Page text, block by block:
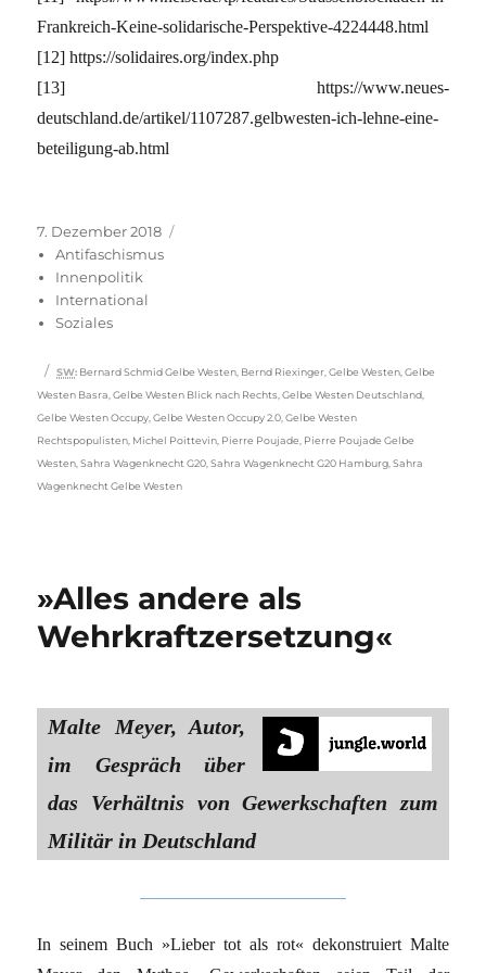
Frankreich-Keine-solidarische-Perspektive-4224448.html
[12] https://solidaires.org/index.php
[13] https://www.neues-
deutschland.de/artikel/1107287.gelbwesten-ich-lehne-eine-
beteiligung-ab.html
Veröffentlicht
am
7. Dezember 2018
Antifaschismus
Innenpolitik
International
Soziales
Schlagwörter
SW: Bernard Schmid Gelbe Westen Bernd Riexinger ,Gelbe Westen ,Gelbe
Westen Basra ,Gelbe Westen Blick nach Rechts ,Gelbe Westen Deutschland
Gelbe Westen Occupy ,Gelbe Westen Occupy 2.0 ,Gelbe Westen
Rechtspopulisten Michel Poittevin Pierre Poujade Pierre Poujade Gelbe
Westen ,Sahra Wagenknecht G20 ,Sahra Wagenknecht G20 Hamburg ,Sahra
Wagenknecht Gelbe Westen
»Alles andere als
Wehrkraft­zersetzung«
Malte Meyer, Autor,
im Gespräch über
das Verhältnis von Gewerkschaften zum
Militär in Deutschland
In seinem Buch »Lieber tot als rot« dekonstruiert Malte